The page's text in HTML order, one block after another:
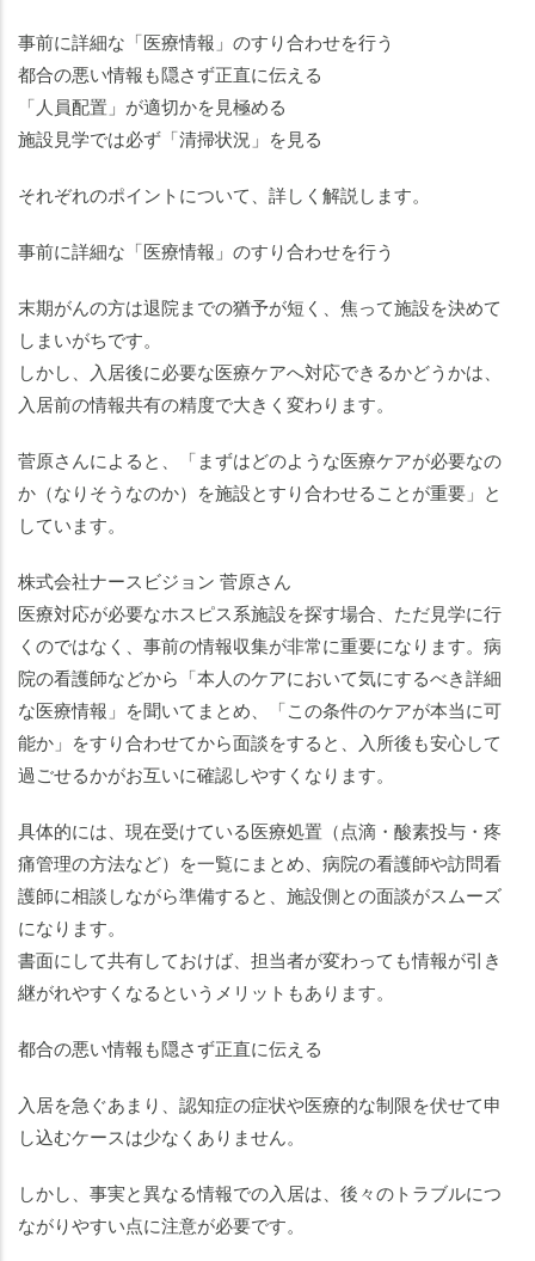
事前に詳細な「医療情報」のすり合わせを行う
都合の悪い情報も隠さず正直に伝える
「人員配置」が適切かを見極める
施設見学では必ず「清掃状況」を見る
それぞれのポイントについて、詳しく解説します。
事前に詳細な「医療情報」のすり合わせを行う
末期がんの方は退院までの猶予が短く、焦って施設を決めて
しまいがちです。
しかし、入居後に必要な医療ケアへ対応できるかどうかは、
入居前の情報共有の精度で大きく変わります。
菅原さんによると、「まずはどのような医療ケアが必要なの
か（なりそうなのか）を施設とすり合わせることが重要」と
しています。
株式会社ナースビジョン 菅原さん
医療対応が必要なホスピス系施設を探す場合、ただ見学に行
くのではなく、事前の情報収集が非常に重要になります。病
院の看護師などから「本人のケアにおいて気にするべき詳細
な医療情報」を聞いてまとめ、「この条件のケアが本当に可
能か」をすり合わせてから面談をすると、入所後も安心して
過ごせるかがお互いに確認しやすくなります。
具体的には、現在受けている医療処置（点滴・酸素投与・疼
痛管理の方法など）を一覧にまとめ、病院の看護師や訪問看
護師に相談しながら準備すると、施設側との面談がスムーズ
になります。
書面にして共有しておけば、担当者が変わっても情報が引き
継がれやすくなるというメリットもあります。
都合の悪い情報も隠さず正直に伝える
入居を急ぐあまり、認知症の症状や医療的な制限を伏せて申
し込むケースは少なくありません。
しかし、事実と異なる情報での入居は、後々のトラブルにつ
ながりやすい点に注意が必要です。